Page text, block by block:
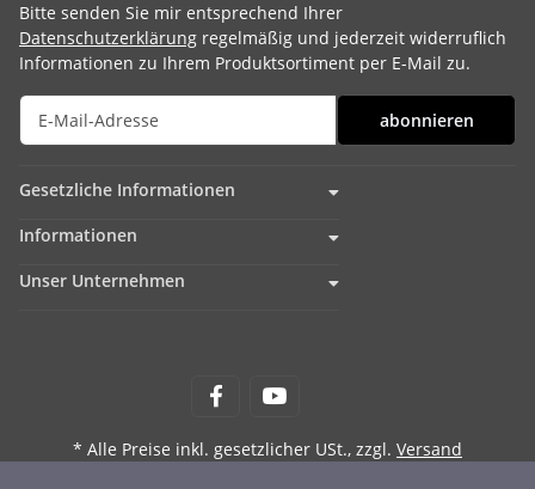
Bitte senden Sie mir entsprechend Ihrer
Datenschutzerklärung regelmäßig und jederzeit widerruflich
Informationen zu Ihrem Produktsortiment per E-Mail zu.
abonnieren
Gesetzliche Informationen
Informationen
Unser Unternehmen
* Alle Preise inkl. gesetzlicher USt., zzgl. Versand